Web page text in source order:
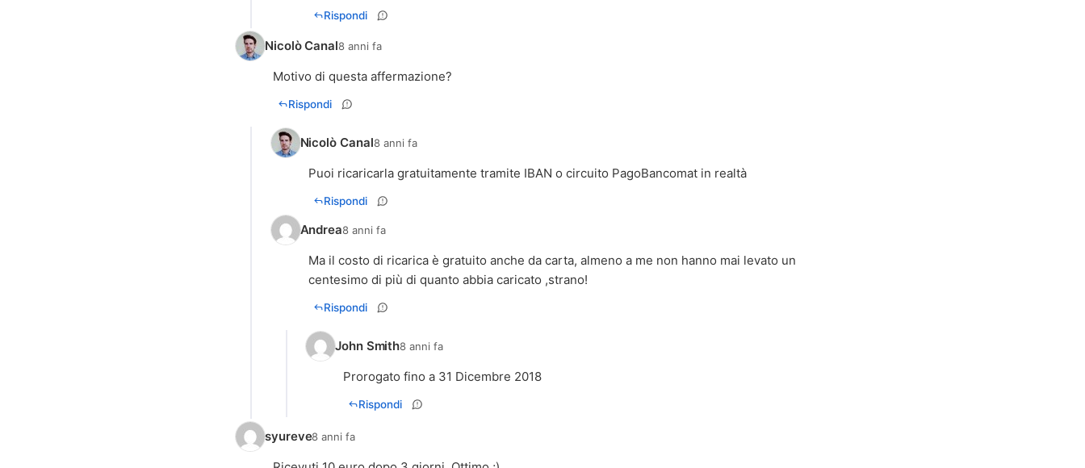
Rispondi
Nicolò Canal8 anni fa
Motivo di questa affermazione?
Rispondi
Nicolò Canal8 anni fa
Puoi ricaricarla gratuitamente tramite IBAN o circuito PagoBancomat in realtà
Rispondi
Andrea8 anni fa
Ma il costo di ricarica è gratuito anche da carta, almeno a me non hanno mai levato un
centesimo di più di quanto abbia caricato ,strano!
Rispondi
John Smith8 anni fa
Prorogato fino a 31 Dicembre 2018
Rispondi
syureve8 anni fa